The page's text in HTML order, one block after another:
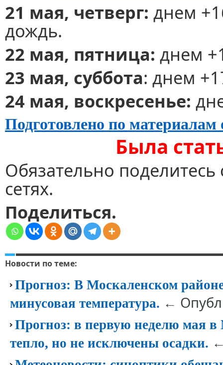
21 мая, четверг: днем
дождь.
22 мая, пятница: днем
23 мая, суббота: днем
24 мая, воскресенье:
Подготовлено по
Была
Обязательно
сетях.
Поделиться.
Новости по теме:
Прогноз: В Москаленском
минусовая температура. ←
Прогноз: в первую неделю мая в
тепло, но не исключены осадки.